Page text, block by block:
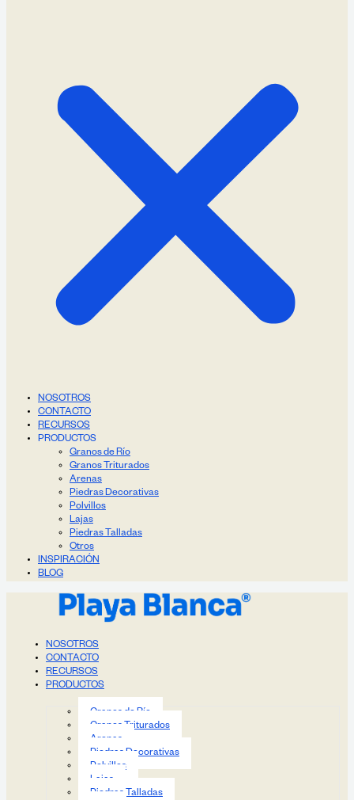
NOSOTROS
CONTACTO
RECURSOS
PRODUCTOS
Granos de Río
Granos Triturados
Arenas
Piedras Decorativas
Polvillos
Lajas
Piedras Talladas
Otros
INSPIRACIÓN
BLOG
NOSOTROS
CONTACTO
RECURSOS
PRODUCTOS
Granos de Río
Granos Triturados
Arenas
Piedras Decorativas
Polvillos
Lajas
Piedras Talladas